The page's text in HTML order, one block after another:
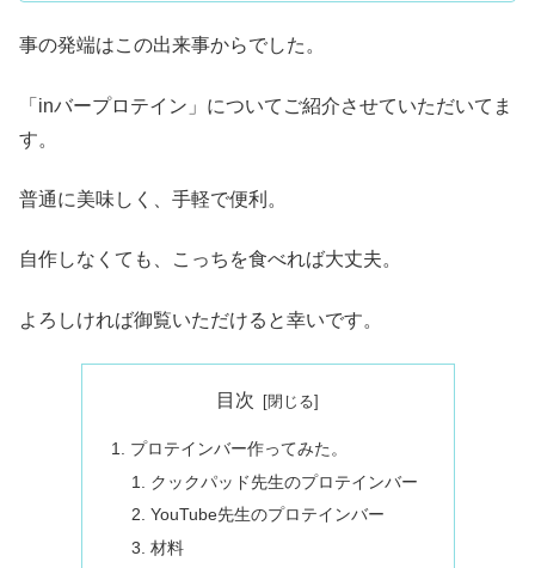
事の発端はこの出来事からでした。
「inバープロテイン」についてご紹介させていただいてま
す。
普通に美味しく、手軽で便利。
自作しなくても、こっちを食べれば大丈夫。
よろしければ御覧いただけると幸いです。
目次
プロテインバー作ってみた。
クックパッド先生のプロテインバー
YouTube先生のプロテインバー
材料